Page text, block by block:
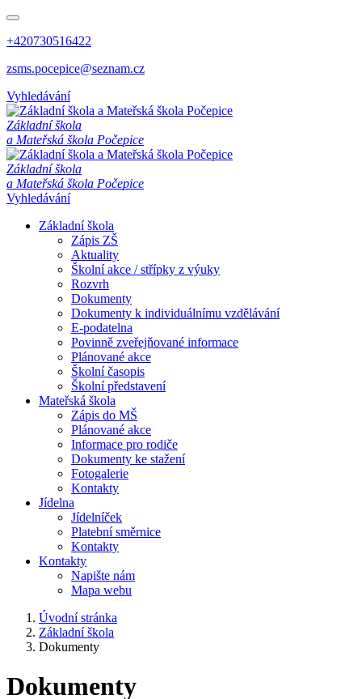
+420730516422
zsms.pocepice@seznam.cz
Vyhledávání
Základní škola
a Mateřská škola Počepice
Základní škola
a Mateřská škola Počepice
Vyhledávání
Základní škola
Zápis ZŠ
Aktuality
Školní akce / střípky z výuky
Rozvrh
Dokumenty
Dokumenty k individuálnímu vzdělávání
E-podatelna
Povinně zveřejňované informace
Plánované akce
Školní časopis
Školní představení
Mateřská škola
Zápis do MŠ
Plánované akce
Informace pro rodiče
Dokumenty ke stažení
Fotogalerie
Kontakty
Jídelna
Jídelníček
Platební směrnice
Kontakty
Kontakty
Napište nám
Mapa webu
Úvodní stránka
Základní škola
Dokumenty
Dokumenty